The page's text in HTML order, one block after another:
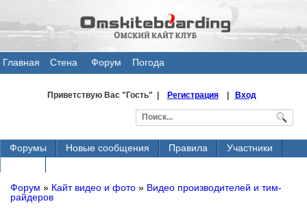
Главная
Стена
Форум Погода
Приветствую Вас"Гость" | Регистрация| Вход
Форумы Новые сообщения Правила
Участники
Форум » Кайт видео и фото » Видео производителей и тим-
райдеров